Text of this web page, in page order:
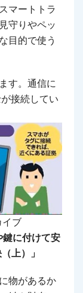
マートトラ
守りやペッ
目的で使う
す。通信に
接続してい
イブ
鍵に付けて安
上）」
物があるか